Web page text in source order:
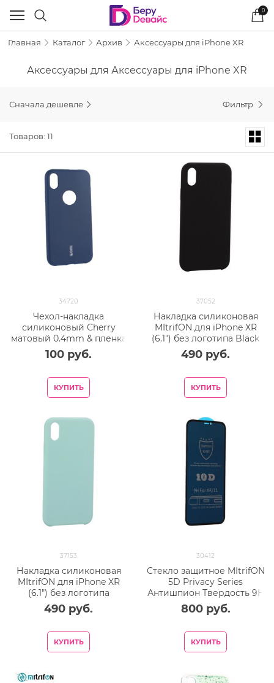
0
Главная Каталог Архив Аксессуары для iPhone XR
Аксессуары для Аксессуары для iPhone XR
Сначала дешевле Фильтр
Товаров: 11
34720
Чехол-накладка
силиконовый Cherry
матовый 0.4mm & пленка
для iPhone XR (6.1") Синий
100 руб.
КУПИТЬ
37052
Накладка силиконовая
MItrifON для iPhone XR
(6.1") без логотипа Black
Черный №18
490 руб.
КУПИТЬ
37153
Накладка силиконовая
MItrifON для iPhone XR
(6.1") без логотипа
Spearmint Нежная мята
№50
490 руб.
КУПИТЬ
30412
Стекло защитное MItrifON
5D Privacy Series
Антишпион Твердость 9H
для iPhone 11/ XR (6.1")
Black
800 руб.
КУПИТЬ